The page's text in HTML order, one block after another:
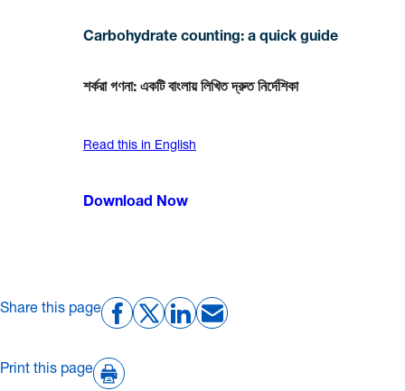
Carbohydrate counting: a quick guide
শর্করা গণনা: একটি বাংলায় লিখিত দ্রুত নির্দেশিকা
Read this in English
Download Now
Share this page
Print this page